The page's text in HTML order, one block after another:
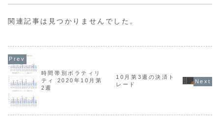
関連記事は見つかりませんでした。
時間帯別ボラティリ
ティ 2020年10月第
2週
10月第3週の決済ト
レード